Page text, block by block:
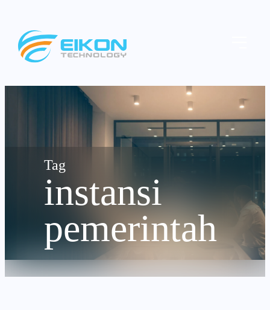
content
instansi
pemerintah